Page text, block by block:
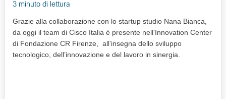
3 minuto di lettura
Grazie alla collaborazione con lo startup studio Nana Bianca,
da oggi il team di Cisco Italia è presente nell’Innovation Center
di Fondazione CR Firenze, all’insegna dello sviluppo
tecnologico, dell’innovazione e del lavoro in sinergia.